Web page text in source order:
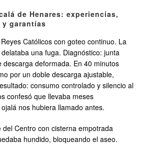
de Henares: experiencias,
garantías
Católicos con goteo continuo. La
una fuga. Diagnóstico: junta
descarga deformada. En 40 minutos
por un doble descarga ajustable,
consumo controlado y silencio al
confesó que llevaba meses
nos hubiera llamado antes.
del Centro con cisterna empotrada
hundido, bloqueando el aseo.